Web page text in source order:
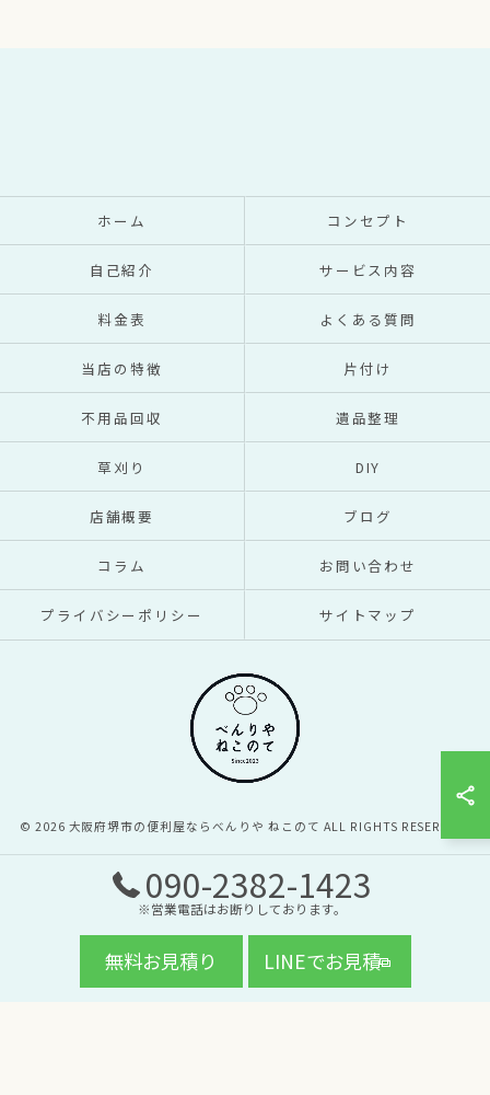
090-2382-1423
※営業電話はお断りしております。
無料お見積り LINEでお見積
ホーム コンセプト
自己紹介 サービス内容
料金表 よくある質問
当店の特徴 片付け
不用品回収 遺品整理
草刈り DIY
店舗概要 ブログ
コラム お問い合わせ
プライバシーポリシー サイトマップ
© 2026 大阪府堺市の便利屋ならべんりや ねこのて ALL RIGHTS RESERVED.